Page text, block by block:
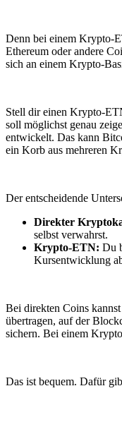
Denn bei einem Krypto-
Ethereum oder andere
sich an einem Krypto-
Stell dir einen Krypto-
soll möglichst genau
entwickelt. Das kann
ein Korb aus mehreren
Der entscheidende
Direkter
selbst verwahrst.
Krypto-ETN: Du
Kursentwicklung
Bei direkten Coins
übertragen, auf der
sichern. Bei einem
Das ist bequem. Dafür